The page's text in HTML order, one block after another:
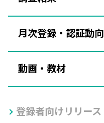
月次登録・認証動向
動画・教材
登録者向けリリース